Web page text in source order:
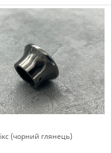
(чорний глянець)